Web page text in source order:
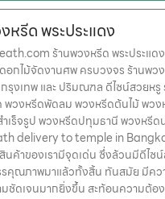
หรีด พระประแดง
ร้านพวงหรีด พระประแด
อกไม้จัดงานศพ ครบวงจร ร้านพว
รุงเทพ และ ปริมณฑล ดีไซน์สวยห
พวงหรีดพัดลม พวงหรีดต้นไม้ พวง
เร็จรูป พวงหรีดปทุมธานี พวงหรี
delivery to temple in
นค้าของเรามีจุดเด่น ซึ่งล้วนมีดีไซ
คุณภาพมาแล้วทั้งสิ้น ทันสมัย มีคว
มชัดเจนมากยิ่งขึ้น สะท้อนความต้อ